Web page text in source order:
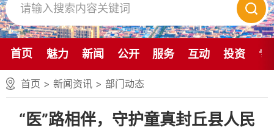
首页 魅力 新闻 公开 服务 互动 投资 专
首页 > 新闻资讯 > 部门动态
“医”路相伴，守护童真封丘县人民